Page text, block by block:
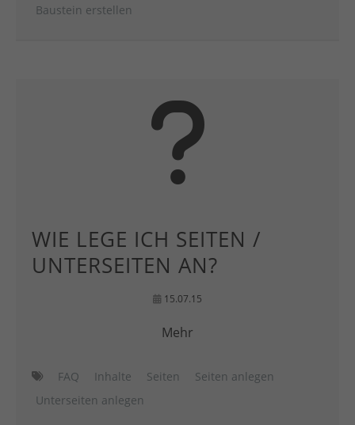
Baustein erstellen
WIE LEGE ICH SEITEN /
UNTERSEITEN AN?
15.07.15
Mehr
FAQ Inhalte Seiten
Seiten anlegen
Unterseiten anlegen